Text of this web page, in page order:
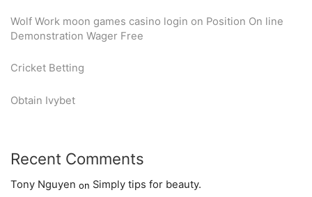
Wolf Work moon games casino login on Position On line
Demonstration Wager Free
Cricket Betting
Obtain Ivybet
Recent Comments
Tony Nguyen on Simply tips for beauty.